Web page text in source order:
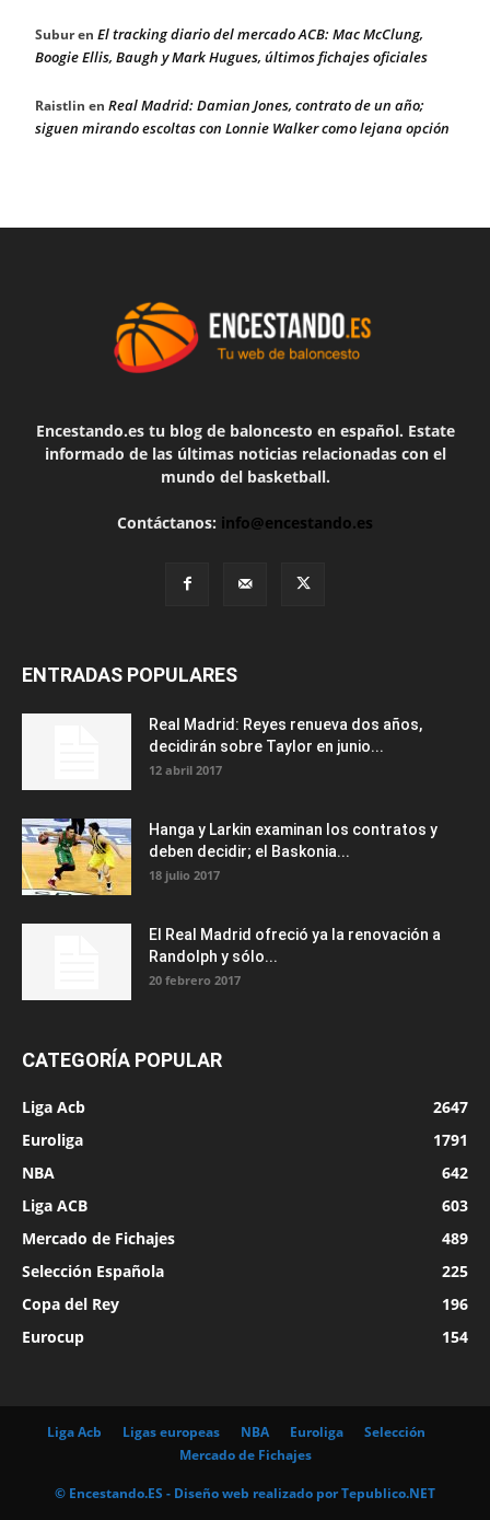
Suburen El tracking diario del mercado ACB: Mac McClung,
Boogie Ellis, Baugh y Mark Hugues, últimos fichajes oficiales
Raistlin en Real Madrid: Damian Jones, contrato de un año;
siguen mirando escoltas con Lonnie Walker como lejana opción
Encestando.es tu blog de baloncesto en español. Estate
informado de las últimas noticias relacionadas con el
mundo del basketball.
Contáctanos: info@encestando.es
ENTRADAS POPULARES
Real Madrid: Reyes renueva dos años,
decidirán sobre Taylor en junio...
12 abril 2017
Hanga y Larkin examinan los contratos y
deben decidir; el Baskonia...
18 julio 2017
El Real Madrid ofreció ya la renovación a
Randolph y sólo...
20 febrero 2017
CATEGORÍA POPULAR
Liga Acb
2647
Euroliga
1791
NBA
642
Liga ACB
603
Mercado de Fichajes
489
Selección Española
225
Copa del Rey
196
Eurocup
154
Liga Acb Ligas europeas NBA Euroliga
Selección
Mercado de Fichajes
© Encestando.ES - Diseño web realizado porTepublico.NET